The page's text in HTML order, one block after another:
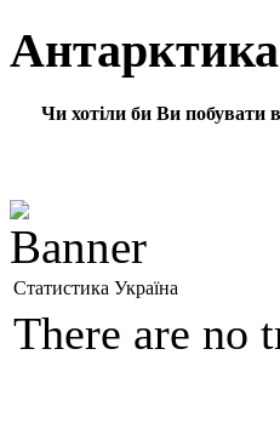
Антарктика
Чи хотіли би Ви побувати
Статистика Україна
There are no